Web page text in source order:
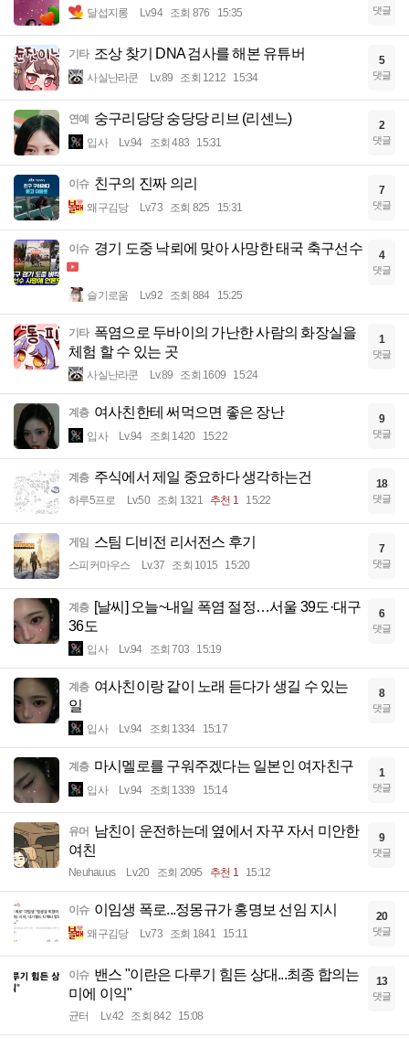
달섭지롱 Lv.94 조회 876 15:35 댓글
기타 조상 찾기 DNA 검사를 해본 유튜버
사실난라쿤 Lv.89 조회 1212 15:34
5
댓글
연예 숭구리당당 숭당당 리브 (리센느)
입사 Lv.94 조회 483 15:31
2
댓글
이슈 친구의 진짜 의리
왜구김당 Lv.73 조회 825 15:31
7
댓글
이슈 경기 도중 낙뢰에 맞아 사망한 태국 축구선수
슬기로움 Lv.92 조회 884 15:25
4
댓글
기타 폭염으로 두바이의 가난한 사람의 화장실을
체험 할 수 있는 곳
사실난라쿤 Lv.89 조회 1609 15:24
1
댓글
계층 여사친한테 써먹으면 좋은 장난
입사 Lv.94 조회 1420 15:22
9
댓글
계층 주식에서 제일 중요하다 생각하는건
하루5프로 Lv.50 조회 1321 추천 1 15:22
18
댓글
게임 스팀 디비전 리서전스 후기
스피커마우스 Lv.37 조회 1015 15:20
7
댓글
계층 [날씨] 오늘~내일 폭염 절정…서울 39도·대구
36도
입사 Lv.94 조회 703 15:19
6
댓글
계층 여사친이랑 같이 노래 듣다가 생길 수 있는
일
입사 Lv.94 조회 1334 15:17
8
댓글
계층 마시멜로를 구워주겠다는 일본인 여자친구
입사 Lv.94 조회 1339 15:14
1
댓글
유머 남친이 운전하는데 옆에서 자꾸 자서 미안한
여친
Neuhauus Lv.20 조회 2095 추천 1 15:12
9
댓글
이슈 이임생 폭로...정몽규가 홍명보 선임 지시
왜구김당 Lv.73 조회 1841 15:11
20
댓글
이슈 밴스 "이란은 다루기 힘든 상대...최종 합의는
미에 이익"
균터 Lv.42 조회 842 15:08
13
댓글